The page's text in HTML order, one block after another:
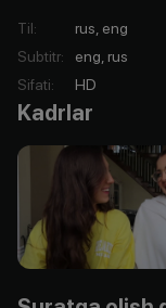
Til:
rus, eng
Subtitr:
eng, rus
Sifati: HD
Kadrlar